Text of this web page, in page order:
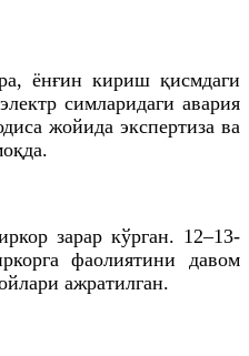
ёнғин кириш қисмдаги
симларидаги авария
жойида экспертиза ва
зарар кўрган. 12–13-
фаолиятини давом
ажратилган.